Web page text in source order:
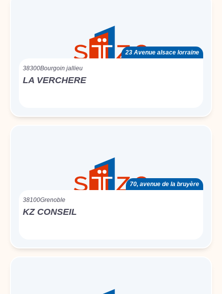
23 Avenue alsace lorraine
38300Bourgoin jallieu
LA VERCHERE
70, avenue de la bruyère
38100Grenoble
KZ CONSEIL